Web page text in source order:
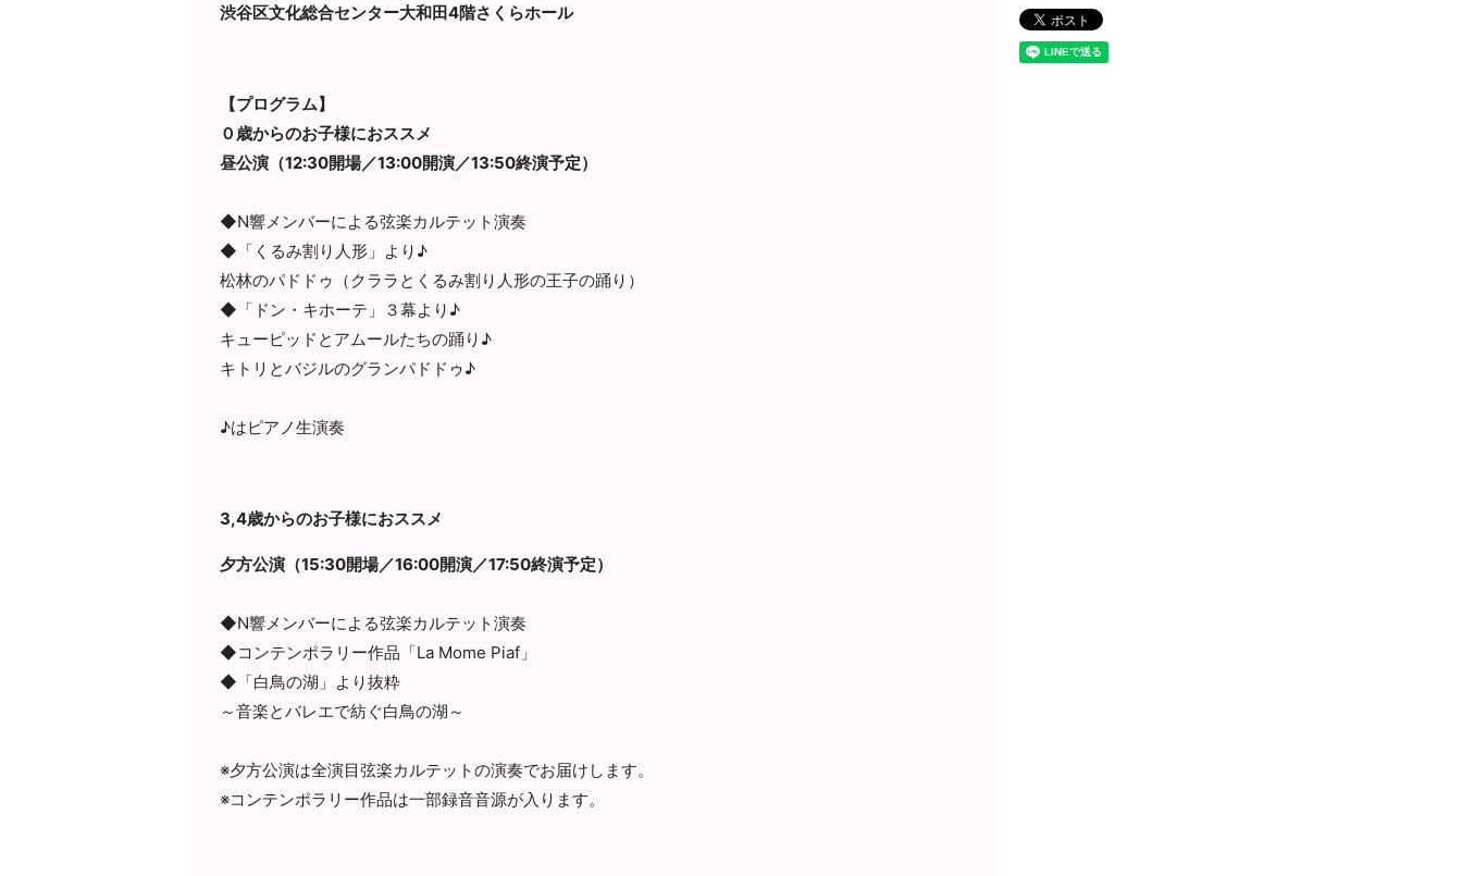
渋谷区文化総合センター大和田4階さくらホール
【プログラム】
０歳からのお子様におススメ
昼公演（12:30開場／13:00開演／13:50終演予定）
◆N響メンバーによる弦楽カルテット演奏
◆「くるみ割り人形」より♪
松林のパドドゥ（クララとくるみ割り人形の王子の踊り）
◆「ドン・キホーテ」３幕より♪
キューピッドとアムールたちの踊り♪
キトリとバジルのグランパドドゥ♪
♪はピアノ生演奏
3,4歳からのお子様におススメ
夕方公演（15:30開場／16:00開演／17:50終演予定）
◆N響メンバーによる弦楽カルテット演奏
◆コンテンポラリー作品「La Mome Piaf」
◆「白鳥の湖」より抜粋
～音楽とバレエで紡ぐ白鳥の湖～
※夕方公演は全演目弦楽カルテットの演奏でお届けします。
※コンテンポラリー作品は一部録音音源が入ります。